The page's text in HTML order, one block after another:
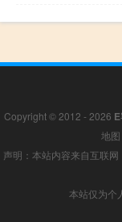
Copyright © 2012 - 2026
地图
声明：本站内容来自互联
本站仅为个